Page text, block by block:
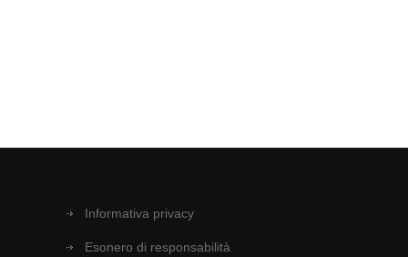
Informativa privacy
Esonero di responsabilità